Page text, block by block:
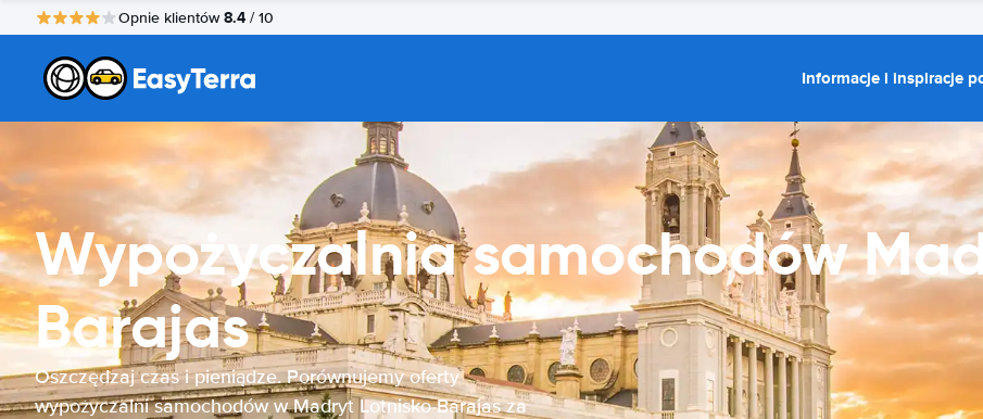
Opnie klientów8.4 / 10
Informacje i inspiracje
Wypożyczalnia samochodów
Barajas
Oszczędzaj czas i pieniądze. Porównujemy oferty
wypożyczalni samochodów w Madryt Lotnisko-Barajas za